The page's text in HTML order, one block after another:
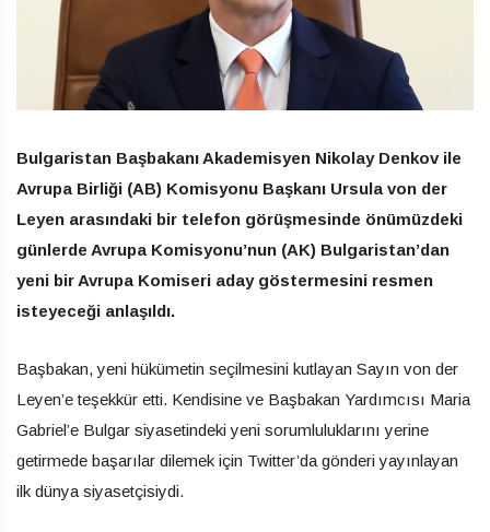
Bulgaristan Başbakanı Akademisyen Nikolay Denkov ile
Avrupa Birliği (AB) Komisyonu Başkanı Ursula von der
Leyen arasındaki bir telefon görüşmesinde önümüzdeki
günlerde Avrupa Komisyonu’nun (AK) Bulgaristan’dan
yeni bir Avrupa Komiseri aday göstermesini resmen
isteyeceği anlaşıldı.
Başbakan, yeni hükümetin seçilmesini kutlayan Sayın von der
Leyen’e teşekkür etti. Kendisine ve Başbakan Yardımcısı Maria
Gabriel’e Bulgar siyasetindeki yeni sorumluluklarını yerine
getirmede başarılar dilemek için Twitter’da gönderi yayınlayan
ilk dünya siyasetçisiydi.